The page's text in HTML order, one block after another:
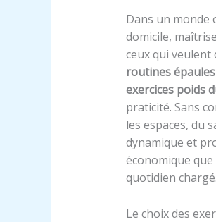
Dans un monde
domicile,
ceux qui
routines épaules
exercices poids
praticité. Sans
les espaces, du
dynamique et
économique
quotidien chargé.
Le choix des